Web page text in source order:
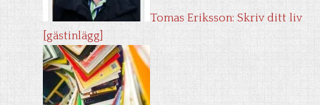
Tomas Eriksson: Skriv ditt liv
[gästinlägg]